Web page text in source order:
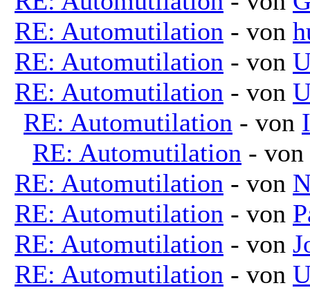
RE: Automutilation - von
RE: Automutilation - von
RE: Automutilation - von
RE: Automutilation - von
RE: Automutilation - von
RE: Automutilation - von
RE: Automutilation - von
RE: Automutilation - von
RE: Automutilation - von